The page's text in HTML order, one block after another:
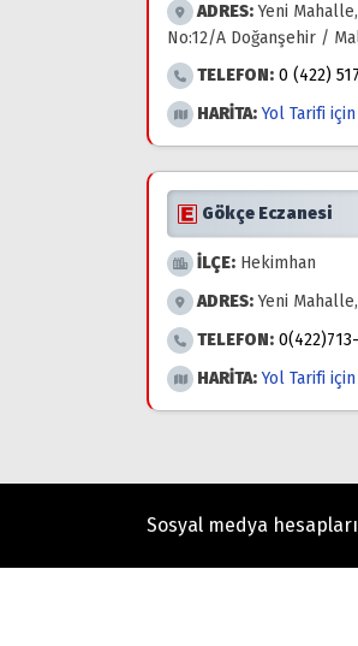
ADRES:Yeni
No:12/A Doğanşehir /
TELEFON: 0 (422)
HARİTA: Yol Tarifi için
Gökçe Eczanesi
İLÇE: Hekimhan
ADRES:Yeni
TELEFON:
HARİTA: Yol Tarifi için
Sosyal medya